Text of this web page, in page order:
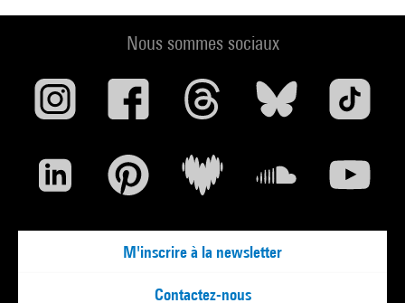
quelques brèves séquences de
tracteurs et moissonneuses jouent
Jacques Rivette, “ Cahiers du
cinéma”, n° 20, février 1953
VENDREDI 10 JANVIER–20H30
DIMANCHE 16 FÉVRIER–15H
Nous sommes sociaux
M'inscrire à la newsletter
Contactez-nous